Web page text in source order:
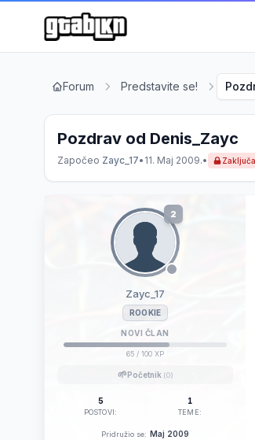
Forum Predstavite se!
Pozdrav od Denis_Zayc
Započeo Zayc_17• 11. Maj 2009.•
2
Zayc_17
ROOKIE
NOVI ČLAN
65 / 100 XP
🌱Početnik (0)
5
POSTOVI:
1
TEME:
Pridružio se: Maj 2009